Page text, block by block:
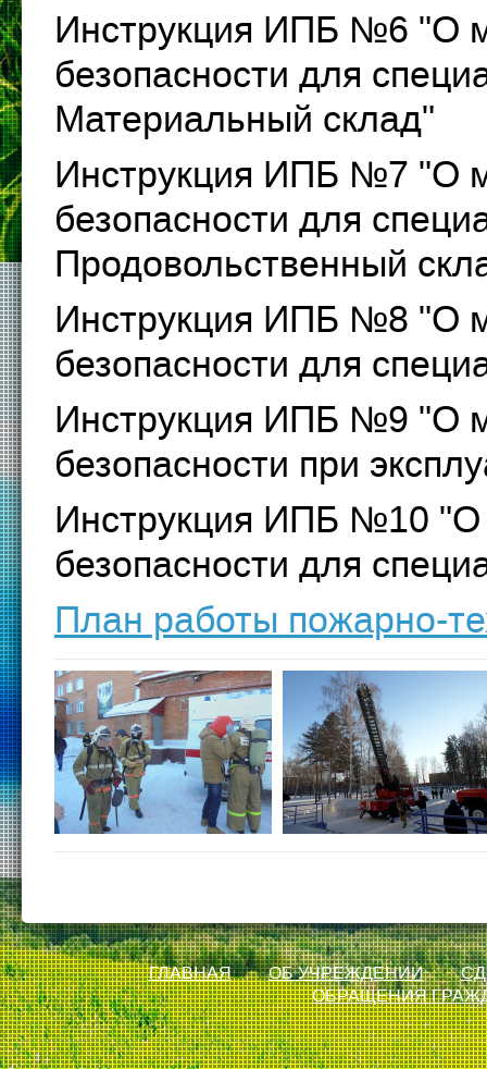
Инструкция ИПБ №6 "О
безопасности для
Материальный склад"
Инструкция ИПБ №7 "О
безопасности для
Продовольственный
Инструкция ИПБ №8 "О
безопасности для
Инструкция ИПБ №9 "О
безопасности при
Инструкция ИПБ №10 "О
безопасности для
План работы пожарно-
ГЛАВНАЯ ОБ УЧРЕЖДЕНИИ
ОБРАЩЕНИЯ